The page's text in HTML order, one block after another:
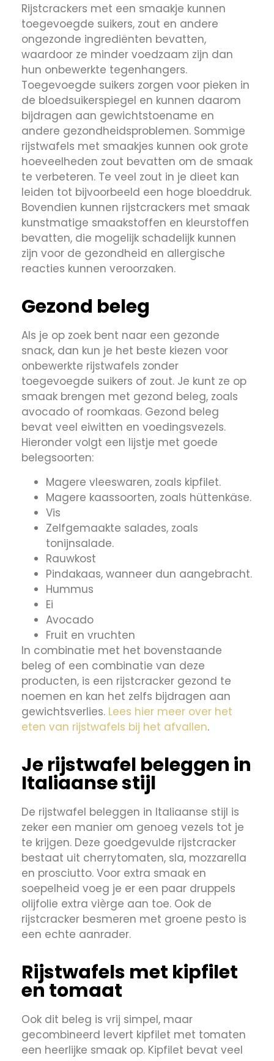
Rijstcrackers met een smaakje kunnen
toegevoegde suikers, zout en andere
ongezonde ingrediënten bevatten,
waardoor ze minder voedzaam zijn dan
hun onbewerkte tegenhangers.
Toegevoegde suikers zorgen voor pieken in
de bloedsuikerspiegel en kunnen daarom
bijdragen aan gewichtstoename en
andere gezondheidsproblemen. Sommige
rijstwafels met smaakjes kunnen ook grote
hoeveelheden zout bevatten om de smaak
te verbeteren. Te veel zout in je dieet kan
leiden tot bijvoorbeeld een hoge bloeddruk.
Bovendien kunnen rijstcrackers met smaak
kunstmatige smaakstoffen en kleurstoffen
bevatten, die mogelijk schadelijk kunnen
zijn voor de gezondheid en allergische
reacties kunnen veroorzaken.
Gezond beleg
Als je op zoek bent naar een gezonde
snack, dan kun je het beste kiezen voor
onbewerkte rijstwafels zonder
toegevoegde suikers of zout. Je kunt ze op
smaak brengen met gezond beleg, zoals
avocado of roomkaas. Gezond beleg
bevat veel eiwitten en voedingsvezels.
Hieronder volgt een lijstje met goede
belegsoorten:
Magere vleeswaren, zoals kipfilet.
Magere kaassoorten, zoals hüttenkäse.
Vis
Zelfgemaakte salades, zoals
tonijnsalade.
Rauwkost
Pindakaas, wanneer dun aangebracht.
Hummus
Ei
Avocado
Fruit en vruchten
In combinatie met het bovenstaande
beleg of een combinatie van deze
producten, is een rijstcracker gezond te
noemen en kan het zelfs bijdragen aan
gewichtsverlies. Lees hier meer over het
eten van rijstwafels bij het afvallen.
Je rijstwafel beleggen in
Italiaanse stijl
De rijstwafel beleggen in Italiaanse stijl is
zeker een manier om genoeg vezels tot je
te krijgen. Deze goedgevulde rijstcracker
bestaat uit cherrytomaten, sla, mozzarella
en prosciutto. Voor extra smaak en
soepelheid voeg je er een paar druppels
olijfolie extra vièrge aan toe. Ook de
rijstcracker besmeren met groene pesto is
een echte aanrader.
Rijstwafels met kipfilet
en tomaat
Ook dit beleg is vrij simpel, maar
gecombineerd levert kipfilet met tomaten
een heerlijke smaak op. Kipfilet bevat veel